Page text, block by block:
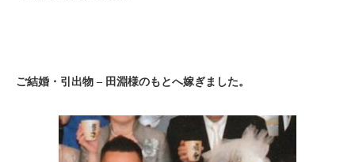
ご結婚・引出物 – 田淵様のもとへ嫁ぎました。